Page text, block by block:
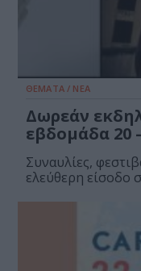
ΘΕΜΑΤΑ / ΝΕΑ
Δωρεάν
εβδομάδα 20
Συναυλίες,
ελεύθερη είσοδο